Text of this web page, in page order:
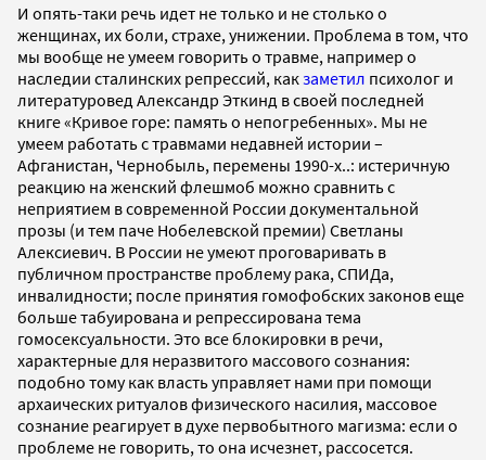
И опять-таки речь идет не только и не столько о
женщинах, их боли, страхе, унижении. Проблема в том, что
мы вообще не умеем говорить о травме, например о
наследии сталинских репрессий, какзаметил психолог и
литературовед Александр Эткинд в своей последней
книге «Кривое горе: память о непогребенных». Мы не
умеем работать с травмами недавней истории –
Афганистан, Чернобыль, перемены 1990-х..: истеричную
реакцию на женский флешмоб можно сравнить с
неприятием в современной России документальной
прозы (и тем паче Нобелевской премии) Светланы
Алексиевич. В России не умеют проговаривать в
публичном пространстве проблему рака, СПИДа,
инвалидности; после принятия гомофобских законов еще
больше табуирована и репрессирована тема
гомосексуальности. Это все блокировки в речи,
характерные для неразвитого массового сознания:
подобно тому как власть управляет нами при помощи
архаических ритуалов физического насилия, массовое
сознание реагирует в духе первобытного магизма: если о
проблеме не говорить, то она исчезнет, рассосется.